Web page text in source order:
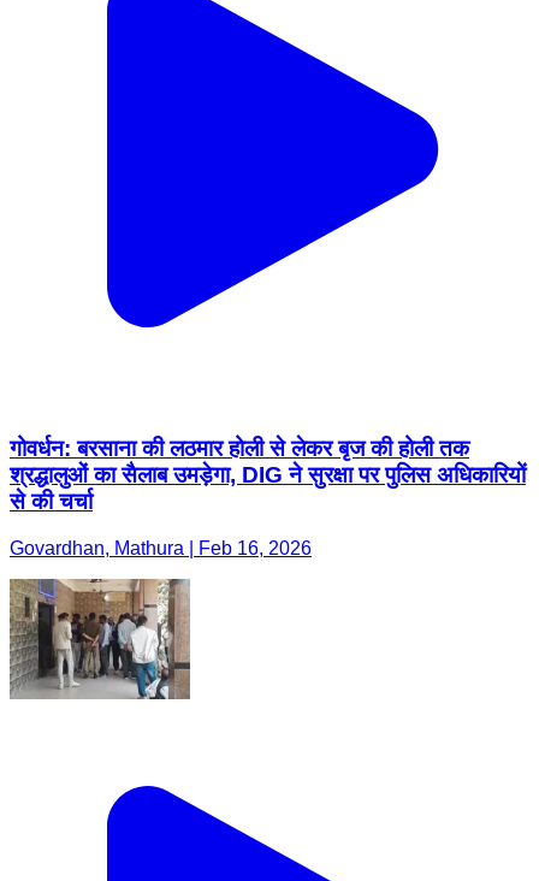
गोवर्धन: बरसाना की लठमार होली से लेकर बृज की होली तक
श्रद्धालुओं का सैलाब उमड़ेगा, DIG ने सुरक्षा पर पुलिस अधिकारियों
से की चर्चा
Govardhan, Mathura | Feb 16, 2026